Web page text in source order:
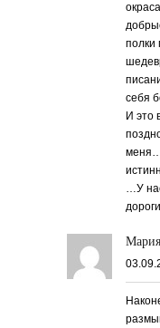
полки
себя
И это
меня…
…У